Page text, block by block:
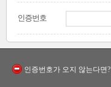
인증번호
인증번호가 오지 않는다면?